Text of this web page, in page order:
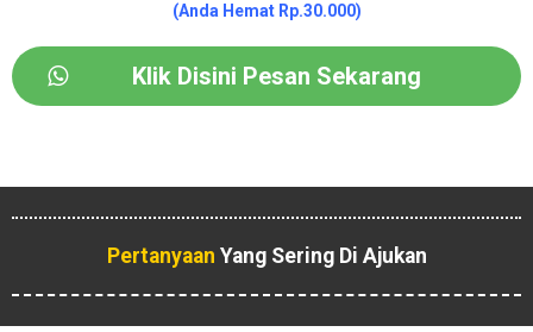
(Anda Hemat Rp.30.000)
Klik Disini Pesan Sekarang
Pertanyaan Yang Sering Di Ajukan